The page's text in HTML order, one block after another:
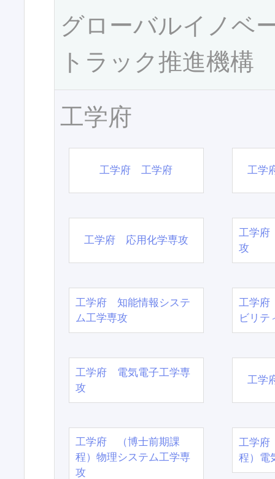
グローバルイノベ
トラック推進機構
工学府
工学府 工学府 工学
工学府 応用化学専攻
工学府
攻
工学府 知能情報システ
ム工学専攻
工学府
ビリテ
工学府 電気電子工学専
攻
工学
工学府 （博士前期課
程）物理システム工学専
攻
工学
程）電